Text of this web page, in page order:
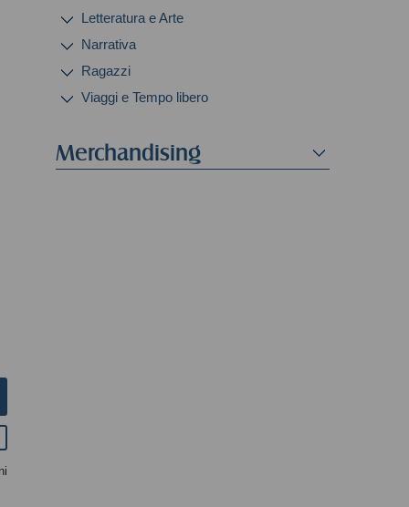
Letteratura e Arte
Narrativa
Ragazzi
Viaggi e Tempo libero
Merchandising